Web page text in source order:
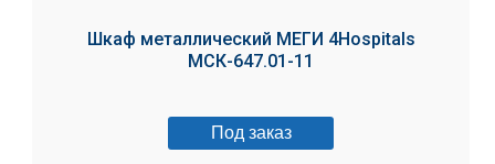
Шкаф металлический МЕГИ 4Hospitals
МСК-647.01-11
Под заказ